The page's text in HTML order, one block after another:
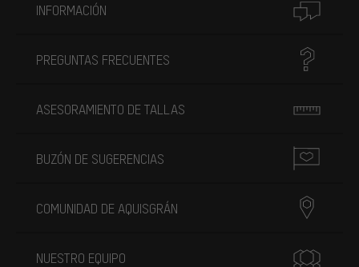
INFORMACIÓN
PREGUNTAS FRECUENTES
ASESORAMIENTO DE TALLAS
BUZÓN DE SUGERENCIAS
COMUNIDAD DE AQUISGRÁN
NUESTRO EQUIPO